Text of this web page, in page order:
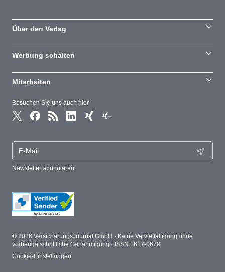
Besuchen Sie uns auch hier
Newsletter abonnieren
Über den Verlag
Werbung schalten
Mitarbeiten
© 2026 VersicherungsJournal GmbH · Keine Vervielfältigung ohne
vorherige schriftliche Genehmigung · ISSN 1617-0679
Cookie-Einstellungen